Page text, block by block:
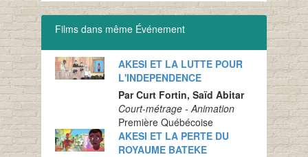
Films dans même Événement
AKESI ET LA LUTTE POUR
L'INDEPENDENCE
Par Curt Fortin, Saïd Abitar
Court-métrage - Animation
Première Québécoise
AKESI ET LA PERTE DU
ROYAUME BATEKE